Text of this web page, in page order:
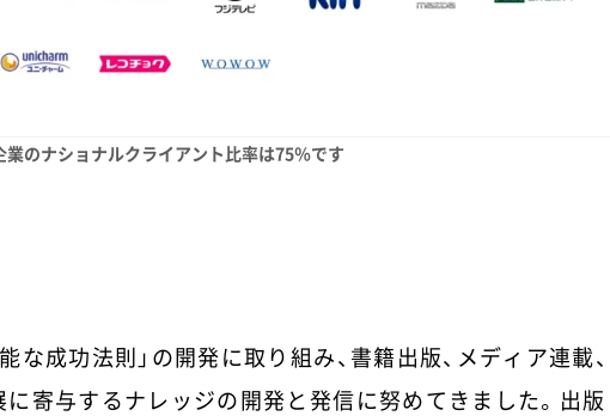
業のナショナルクライアント比率は75％です
成功法則」の開発に取り組み、書籍出版、メディア連載、
寄与するナレッジの開発と発信に努めてきました。出版